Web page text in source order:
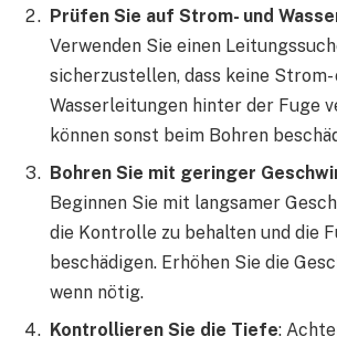
Prüfen Sie auf Strom- und
Verwenden Sie einen
sicherzustellen, dass keine Strom-
Wasserleitungen hinter der Fuge
können sonst beim Bohren
Bohren Sie mit geringer
Beginnen Sie mit langsamer
die Kontrolle zu behalten und die
beschädigen. Erhöhen Sie die
wenn nötig.
Kontrollieren Sie die Tiefe: